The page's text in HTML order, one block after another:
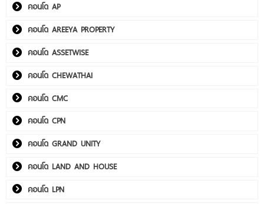
คอนโด AP
คอนโด AREEYA PROPERTY
คอนโด ASSETWISE
คอนโด CHEWATHAI
คอนโด CMC
คอนโด CPN
คอนโด GRAND UNITY
คอนโด LAND AND HOUSE
คอนโด LPN